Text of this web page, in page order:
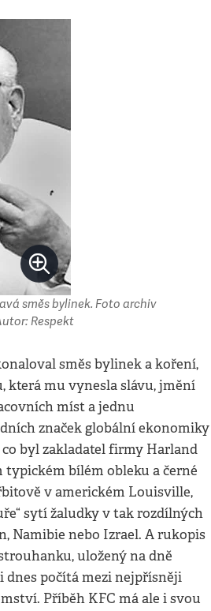
směs bylinek. Foto archiv
Respekt
směs bylinek a koření,
která mu vynesla slávu, jmění
míst a jednu
značek globální ekonomiky
co byl zakladatel firmy Harland
typickém bílém obleku a černé
v americkém Louisville,
sytí žaludky v tak rozdílných
Namibie nebo Izrael. A rukopis
uložený na dně
dnes počítá mezi nejpřísněji
Příběh KFC má ale i svou